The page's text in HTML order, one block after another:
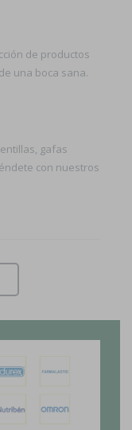
de productos
una boca sana.
gafas
con nuestros